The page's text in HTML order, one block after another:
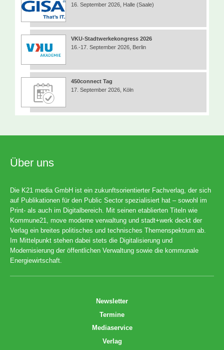
16. September 2026, Halle (Saale)
VKU-Stadtwerkekongress 2026
16.-17. September 2026, Berlin
450connect Tag
17. September 2026, Köln
Über uns
Die K21 media GmbH ist ein zukunftsorientierter Fachverlag, der sich
auf Publikationen für den Public Sector spezialisiert hat – sowohl im
Print- als auch im Digitalbereich. Mit seinen etablierten Titeln wie
Kommune21, move moderne verwaltung und stadt+werk deckt der
Verlag ein breites politisches und technisches Themenspektrum ab.
Im Mittelpunkt stehen dabei stets die Digitalisierung und
Modernisierung der öffentlichen Verwaltung sowie die kommunale
Energiewirtschaft.
Newsletter
Termine
Mediaservice
Verlag